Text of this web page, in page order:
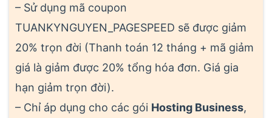
– Sử dụng mã coupon
TUANKYNGUYEN_PAGESPEED sẽ được giảm
20% trọn đời (Thanh toán 12 tháng + mã giảm
giá là giảm được 20% tổng hóa đơn. Giá gia
hạn giảm trọn đời).
– Chỉ áp dụng cho các gói Hosting Business,